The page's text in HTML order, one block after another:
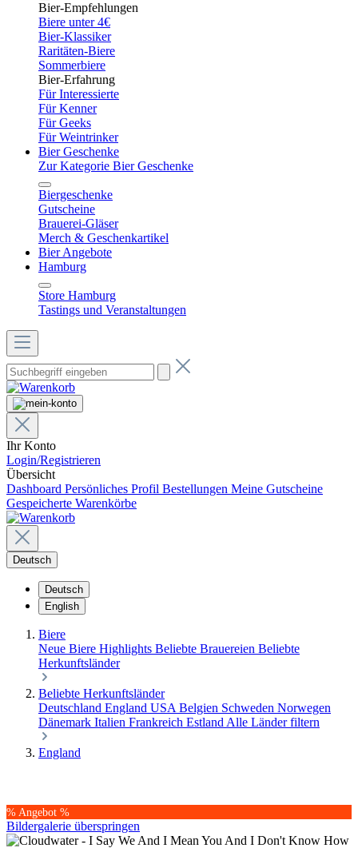
Bier-Empfehlungen
Biere unter 4€
Bier-Klassiker
Raritäten-Biere
Sommerbiere
Bier-Erfahrung
Für Interessierte
Für Kenner
Für Geeks
Für Weintrinker
Bier Geschenke
Zur Kategorie Bier Geschenke
Biergeschenke
Gutscheine
Brauerei-Gläser
Merch & Geschenkartikel
Bier Angebote
Hamburg
Store Hamburg
Tastings und Veranstaltungen
Ihr Konto
Login/Registrieren
Übersicht
Dashboard Persönliches Profil Bestellungen Meine Gutscheine
Gespeicherte Warenkörbe
Deutsch
Deutsch
English
Biere
Neue Biere Highlights Beliebte Brauereien Beliebte
Herkunftsländer
Beliebte Herkunftsländer
Deutschland England USA Belgien Schweden Norwegen
Dänemark Italien Frankreich Estland Alle Länder filtern
England
% Angebot %
Bildergalerie überspringen